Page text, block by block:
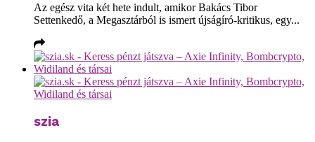
Az egész vita két hete indult, amikor Bakács Tibor
Settenkedő, a Megasztárból is ismert újságíró-kritikus, egy...
szia